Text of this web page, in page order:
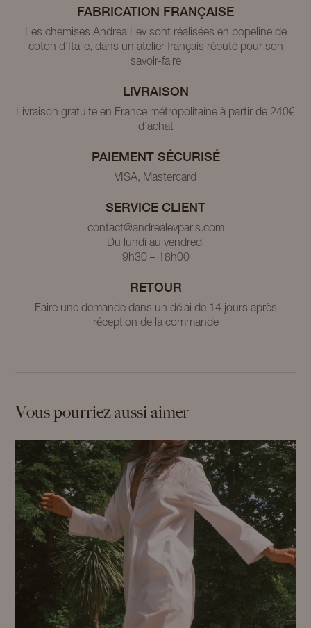
FABRICATION FRANÇAISE
Les chemises Andrea Lev sont réalisées en popeline de
coton d'Italie, dans un atelier français réputé pour son
savoir-faire
LIVRAISON
Livraison gratuite en France métropolitaine à partir de 240€
d'achat
PAIEMENT SÉCURISÉ
VISA, Mastercard
SERVICE CLIENT
contact@andrealevparis.com
Du lundi au vendredi
9h30 – 18h00
RETOUR
Faire une demande dans un délai de 14 jours après
réception de la commande
Vous pourriez aussi aimer